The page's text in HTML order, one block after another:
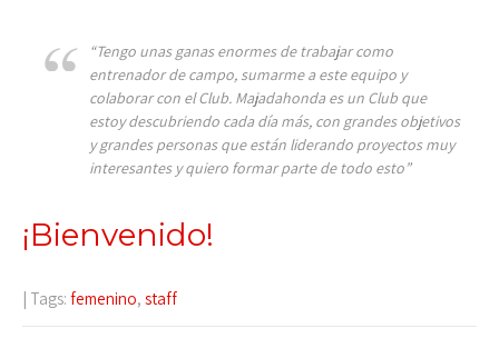
“Tengo unas ganas enormes de trabajar como
entrenador de campo, sumarme a este equipo y
colaborar con el Club. Majadahonda es un Club que
estoy descubriendo cada día más, con grandes objetivos
y grandes personas que están liderando proyectos muy
interesantes y quiero formar parte de todo esto”
¡Bienvenido!
| Tags: femenino, staff